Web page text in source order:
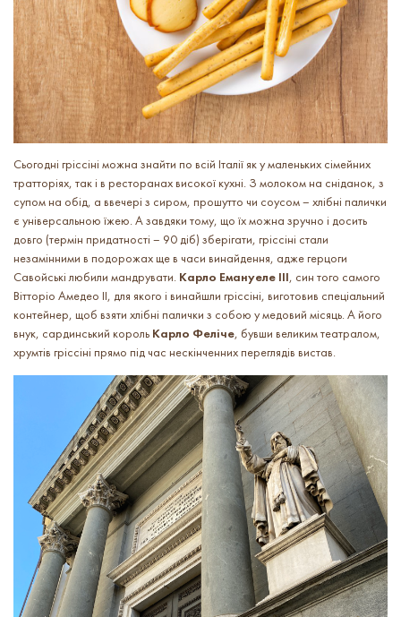
Сьогодні гріссіні можна знайти по всій Італії як у маленьких сімейних
тратторіях, так і в ресторанах високої кухні. З молоком на сніданок, з
супом на обід, а ввечері з сиром, прошутто чи соусом – хлібні палички
є універсальною їжею. А завдяки тому, що їх можна зручно і досить
довго (термін придатності – 90 діб) зберігати, гріссіні стали
незамінними в подорожах ще в часи винайдення, адже герцоги
Савойські любили мандрувати. Карло Емануеле III , син того самого
Вітторіо Амедео ІІ, для якого і винайшли гріссіні, виготовив спеціальний
контейнер, щоб взяти хлібні палички з собою у медовий місяць. А його
внук, сардинський король Карло Феліче, бувши великим театралом,
хрумтів гріссіні прямо під час нескінченних переглядів вистав.